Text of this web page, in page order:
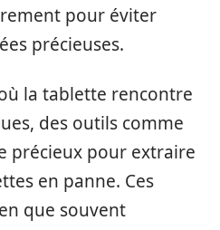
pour éviter
précieuses.
la tablette rencontre
des outils comme
précieux pour extraire
en panne. Ces
que souvent